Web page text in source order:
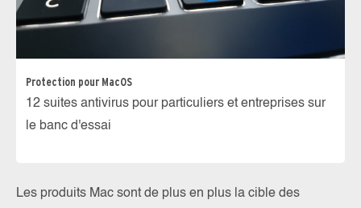
Protection pour MacOS
12 suites antivirus pour particuliers et entreprises sur
le banc d'essai
Les produits Mac sont de plus en plus la cible des